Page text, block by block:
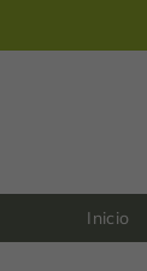
al
Inicio